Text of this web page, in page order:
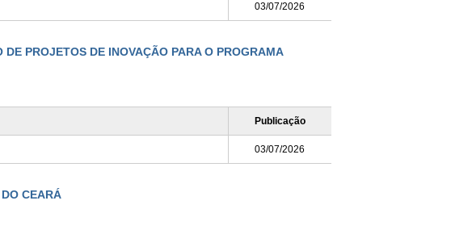
03/07/2026
PROJETOS DE INOVAÇÃO PARA O PROGRAMA
Publicação
03/07/2026
CEARÁ